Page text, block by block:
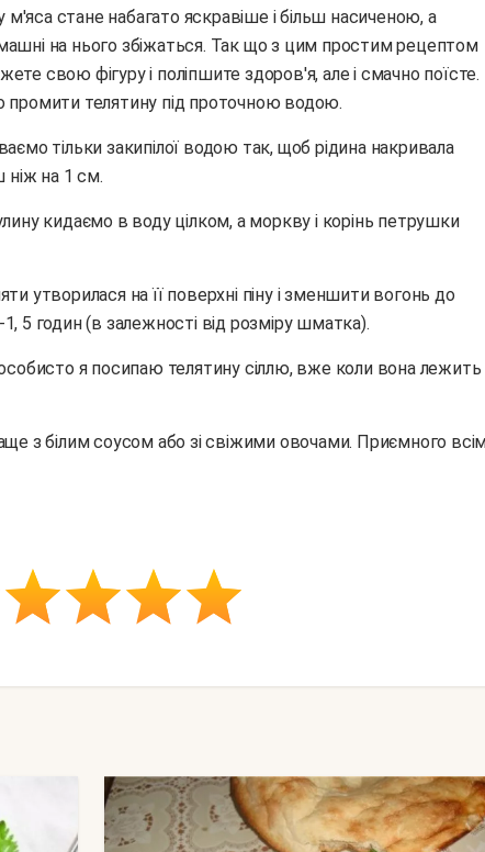
м'яса стане набагато яскравіше і більш насиченою, а
на нього збіжаться. Так що з цим простим рецептом
свою фігуру і поліпшите здоров'я, але і смачно поїсте.
промити телятину під проточною водою.
ніж на 1 см.
5 годин (в залежності від розміру шматка).